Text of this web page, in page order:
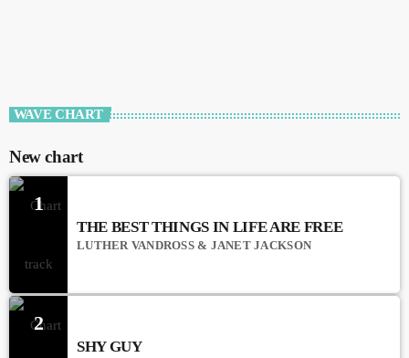
WAVE CHART
New chart
1
THE BEST THINGS IN LIFE ARE FREE
LUTHER VANDROSS & JANET JACKSON
2
SHY GUY